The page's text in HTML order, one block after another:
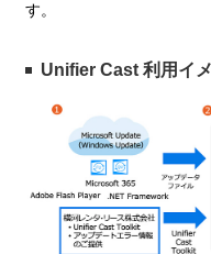
す。
Unifier Cast 利用イ